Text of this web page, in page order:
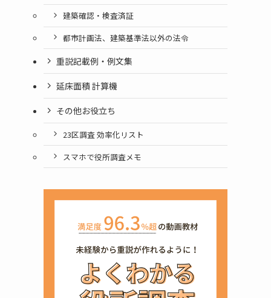
建築確認・検査済証
都市計画法、建築基準法以外の法令
重説記載例・例文集
延床面積 計算機
その他お役立ち
23区調査 効率化リスト
スマホで役所調査メモ